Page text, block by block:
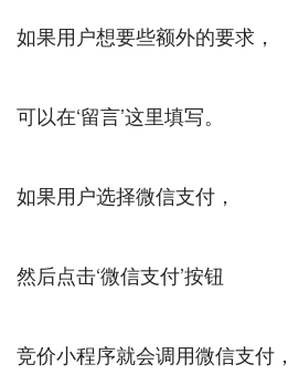
如果用户想要些额外的要求，
可以在‘留言’这里填写。
如果用户选择微信支付，
然后点击‘微信支付’按钮
竞价小程序就会调用微信支付，